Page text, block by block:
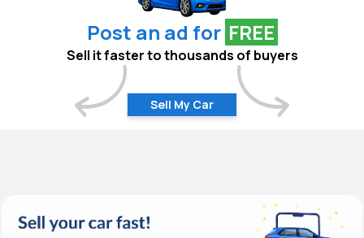
Post an ad for FREE
Sell it faster to thousands of buyers
Sell My Car